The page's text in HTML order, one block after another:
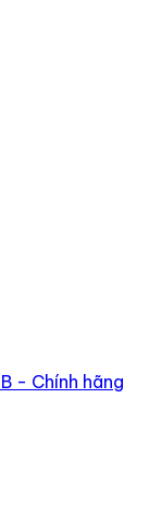
- Chính hãng